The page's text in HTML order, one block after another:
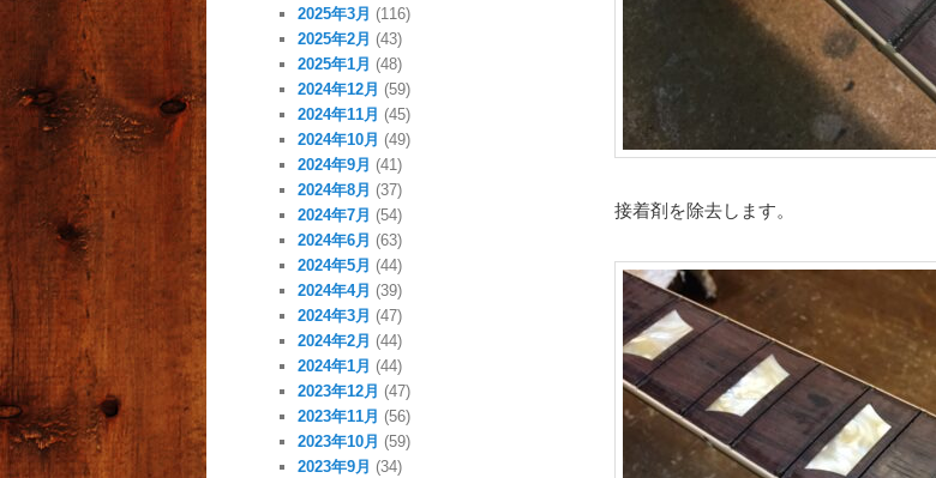
接着剤を除去します。
2025年3月 (116)
2025年2月 (43)
2025年1月 (48)
2024年12月 (59)
2024年11月 (45)
2024年10月 (49)
2024年9月 (41)
2024年8月 (37)
2024年7月 (54)
2024年6月 (63)
2024年5月 (44)
2024年4月 (39)
2024年3月 (47)
2024年2月 (44)
2024年1月 (44)
2023年12月 (47)
2023年11月 (56)
2023年10月 (59)
2023年9月 (34)